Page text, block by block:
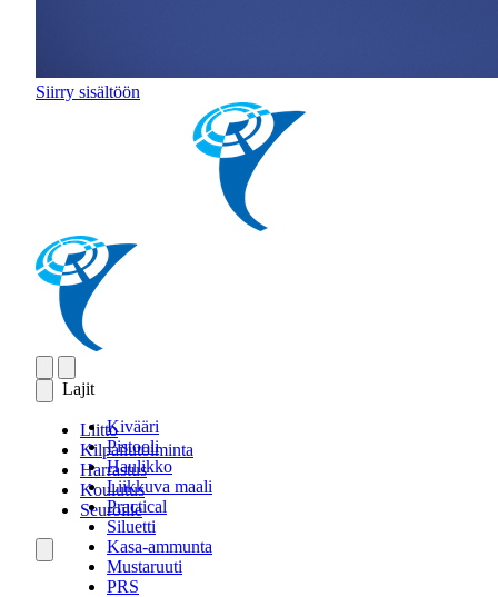
Siirry sisältöön
Lajit
Kivääri
Pistooli
Haulikko
Liikkuva maali
Practical
Siluetti
Kasa-ammunta
Mustaruuti
PRS
Liitto
Kilpailutoiminta
Harrastus
Koulutus
Seuroille